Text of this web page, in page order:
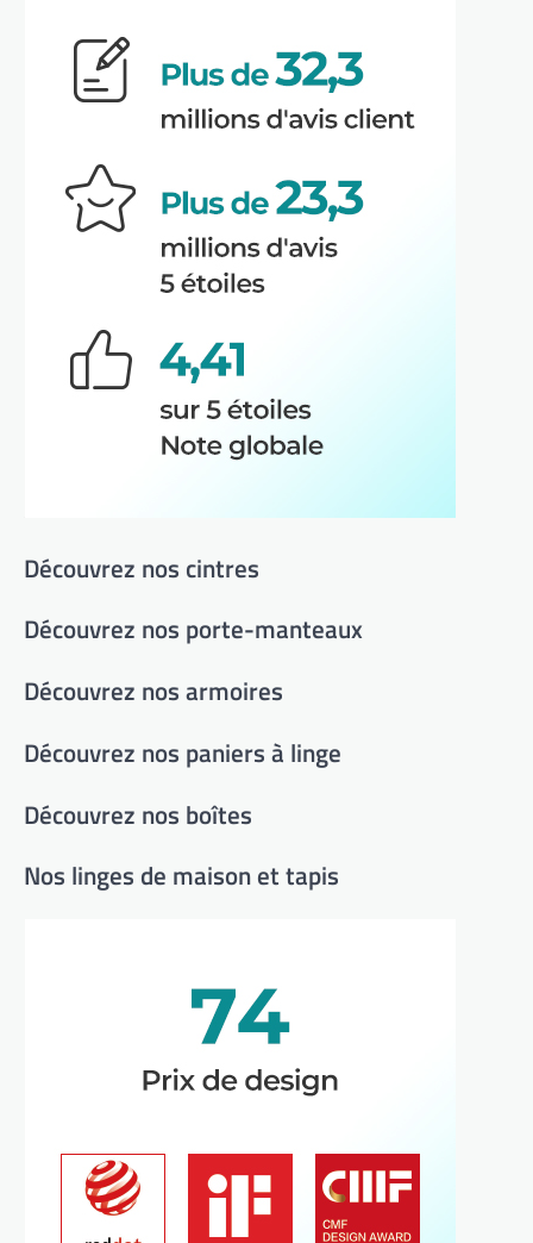
Découvrez nos cintres
Découvrez nos porte-manteaux
Découvrez nos armoires
Découvrez nos paniers à linge
Découvrez nos boîtes
Nos linges de maison et tapis